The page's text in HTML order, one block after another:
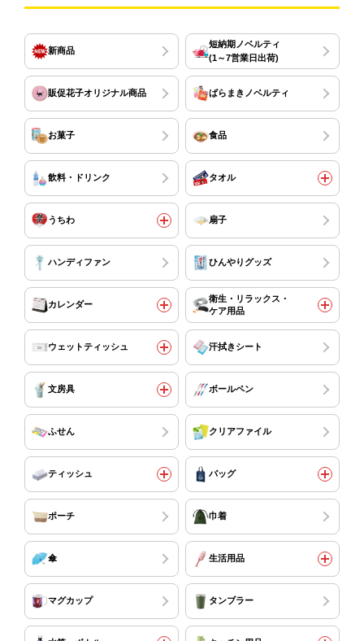
新商品
短納期ノベルティ
(1～7営業日出荷)
販促花子オリジナル商品 ばらまきノベルティ
お菓子 食品
飲料・ドリンク タオル
うちわ 扇子
ハンディファン ひんやりグッズ
カレンダー
衛生・リラックス・
ケア用品
ウェットティッシュ 汗拭きシート
文房具 ボールペン
ふせん クリアファイル
ティッシュ バッグ
ポーチ 巾着
傘 生活用品
マグカップ タンブラー